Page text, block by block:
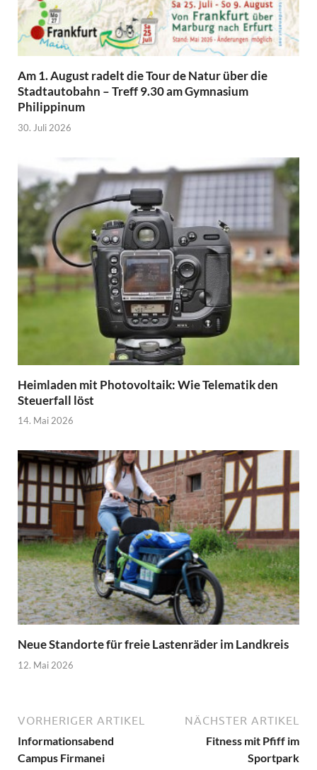
Am 1. August radelt die Tour de Natur über die
Stadtautobahn – Treff 9.30 am Gymnasium
Philippinum
30. Juli 2026
Heimladen mit Photovoltaik: Wie Telematik den
Steuerfall löst
14. Mai 2026
Neue Standorte für freie Lastenräder im Landkreis
12. Mai 2026
VORHERIGER ARTIKEL
Informationsabend
Campus Firmanei
NÄCHSTER ARTIKEL
Fitness mit Pfiff im
Sportpark